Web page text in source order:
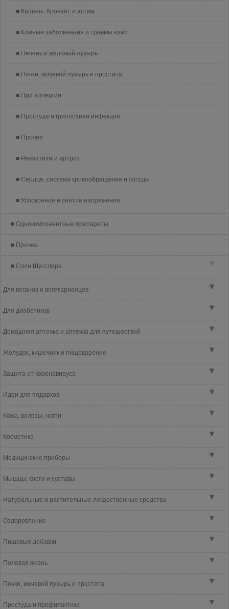
Кашель, бронхит и астма
Кожные заболевания и травмы кожи
Печень и желчный пузырь
Почки, мочевой пузырь и простата
При аллергии
Простуда и гриппозная инфекция
Прочее
Ревматизм и артроз
Сердце, система кровообращения и сосуды
Успокоение и снятие напряжения
Однокомпонентные препараты
Прочее
▼
Соли Шусслера
▼
Для веганов и вегетарианцев
▼
Для диабетиков
▼
Домашняя аптечка и аптечка для путешествий
▼
Желудок, кишечник и пищеварение
▼
Защита от коронавируса
▼
Идеи для подарков
▼
Кожа, волосы, ногти
▼
Косметика
▼
Медицинские приборы
▼
Мышцы, кости и суставы
▼
Натуральные и растительные лекарственные средства
▼
Оздоровление
▼
Пищевые добавки
▼
Половая жизнь
▼
Почки, мочевой пузырь и простата
▼
Простуда и профилактика